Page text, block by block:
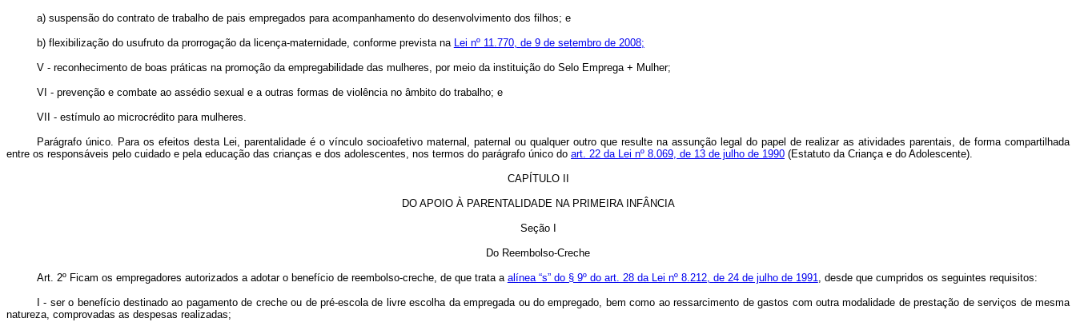
a) suspensão do contrato de trabalho de pais empregados para acompanhamento do desenvolvimento dos filhos; e
b) flexibilização do usufruto da prorrogação da licença-maternidade, conforme prevista na Lei nº 11.770, de 9 de setembro de 2008;
V - reconhecimento de boas práticas na promoção da empregabilidade das mulheres, por meio da instituição do Selo Emprega + Mulher;
VI - prevenção e combate ao assédio sexual e a outras formas de violência no âmbito do trabalho; e
VII - estímulo ao microcrédito para mulheres.
Parágrafo único. Para os efeitos desta Lei, parentalidade é o vínculo socioafetivo maternal, paternal ou qualquer outro que resulte na assunção legal do papel de realizar as atividades parentais, de forma compartilhada
entre os responsáveis pelo cuidado e pela educação das crianças e dos adolescentes, nos termos do parágrafo único do art. 22 da Lei nº 8.069, de 13 de julho de 1990 (Estatuto da Criança e do Adolescente).
CAPÍTULO II
DO APOIO À PARENTALIDADE NA PRIMEIRA INFÂNCIA
Seção I
Do Reembolso-Creche
Art. 2º Ficam os empregadores autorizados a adotar o benefício de reembolso-creche, de que trata a alínea “s” do § 9º do art. 28 da Lei nº 8.212, de 24 de julho de 1991, desde que cumpridos os seguintes requisitos:
I - ser o benefício destinado ao pagamento de creche ou de pré-escola de livre escolha da empregada ou do empregado, bem como ao ressarcimento de gastos com outra modalidade de prestação de serviços de mesma
natureza, comprovadas as despesas realizadas;